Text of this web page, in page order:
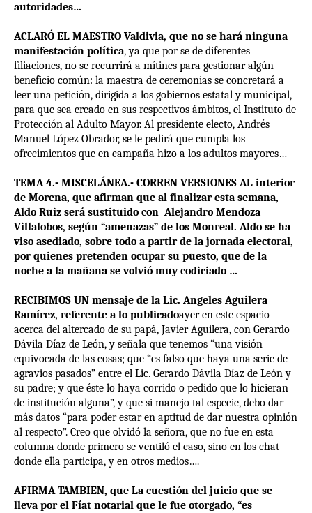
autoridades…
ACLARÓ EL MAESTRO Valdivia, que no se hará ninguna
manifestación política, ya que por se de diferentes
filiaciones, no se recurrirá a mítines para gestionar algún
beneficio común: la maestra de ceremonias se concretará a
leer una petición, dirigida a los gobiernos estatal y municipal,
para que sea creado en sus respectivos ámbitos, el Instituto de
Protección al Adulto Mayor. Al presidente electo, Andrés
Manuel López Obrador, se le pedirá que cumpla los
ofrecimientos que en campaña hizo a los adultos mayores…
TEMA 4.- MISCELÁNEA.- CORREN VERSIONES AL interior
de Morena, que afirman que al finalizar esta semana,
Aldo Ruiz será sustituido con Alejandro Mendoza
Villalobos, según “amenazas” de los Monreal. Aldo se ha
viso asediado, sobre todo a partir de la jornada electoral,
por quienes pretenden ocupar su puesto, que de la
noche a la mañana se volvió muy codiciado …
RECIBIMOS UN mensaje de la Lic. Angeles Aguilera
Ramírez, referente a lo publicadoayer en este espacio
acerca del altercado de su papá, Javier Aguilera, con Gerardo
Dávila Díaz de León, y señala que tenemos “una visión
equivocada de las cosas; que “es falso que haya una serie de
agravios pasados” entre el Lic. Gerardo Dávila Díaz de León y
su padre; y que éste lo haya corrido o pedido que lo hicieran
de institución alguna”, y que si manejo tal especie, debo dar
más datos “para poder estar en aptitud de dar nuestra opinión
al respecto”. Creo que olvidó la señora, que no fue en esta
columna donde primero se ventiló el caso, sino en los chat
donde ella participa, y en otros medios….
AFIRMA TAMBIEN, que La cuestión del juicio que se
lleva por el Fíat notarial que le fue otorgado, “es